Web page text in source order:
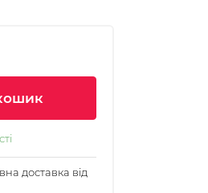
доставка від